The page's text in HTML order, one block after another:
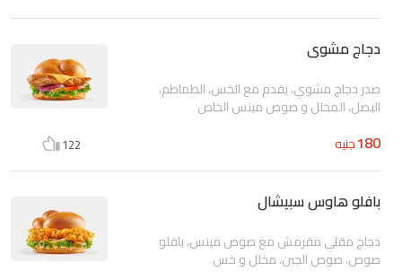
دجاج مشوى
صدر دجاج مشوي، يقدم مع الخس، الطماطم،
البصل، المخلل و صوص مينس الخاص
180جنيه 122
بافلو هاوس سبيشال
دجاج مقلي مقرمش مع صوص مينس، بافلو
صوص، صوص الجبن، مخلل و خس